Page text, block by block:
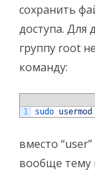
сохранить
доступа. Для
группу root
команду:
1
sudo usermod
вместо
вообще тему